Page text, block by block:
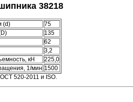
38218
(d)
75
135
62
3,2
кН
225,0
1/мин 1500
520-2011 и ISO.